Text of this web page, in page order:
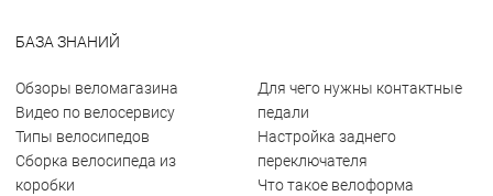
БАЗА ЗНАНИЙ
Обзоры веломагазина
Видео по велосервису
Типы велосипедов
Сборка велосипеда из
коробки
Для чего нужны контактные
педали
Настройка заднего
переключателя
Что такое велоформа